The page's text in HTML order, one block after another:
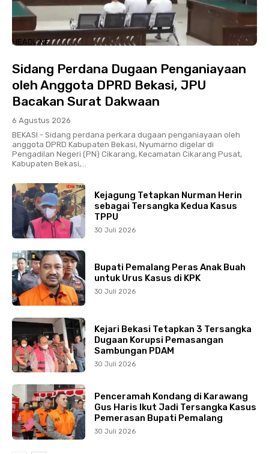
HEADLINE
Sidang Perdana Dugaan Penganiayaan
oleh Anggota DPRD Bekasi, JPU
Bacakan Surat Dakwaan
6 Agustus 2026
BEKASI - Sidang perdana perkara dugaan penganiayaan oleh
anggota DPRD Kabupaten Bekasi, Nyumarno digelar di
Pengadilan Negeri (PN) Cikarang, Kecamatan Cikarang Pusat,
Kabupaten Bekasi,...
Kejagung Tetapkan Nurman Herin
sebagai Tersangka Kedua Kasus
TPPU
30 Juli 2026
Bupati Pemalang Peras Anak Buah
untuk Urus Kasus di KPK
30 Juli 2026
Kejari Bekasi Tetapkan 3 Tersangka
Dugaan Korupsi Pemasangan
Sambungan PDAM
30 Juli 2026
Penceramah Kondang di Karawang
Gus Haris Ikut Jadi Tersangka Kasus
Pemerasan Bupati Pemalang
30 Juli 2026